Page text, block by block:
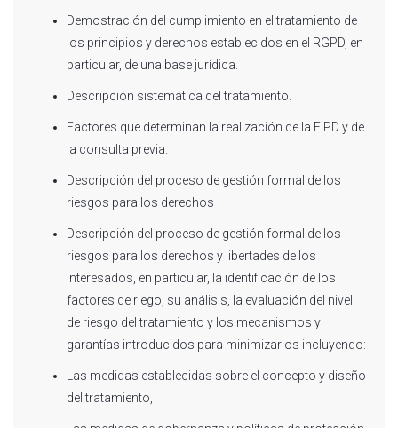
Demostración del cumplimiento en el tratamiento de
los principios y derechos establecidos en el RGPD, en
particular, de una base jurídica.
Descripción sistemática del tratamiento.
Factores que determinan la realización de la EIPD y de
la consulta previa.
Descripción del proceso de gestión formal de los
riesgos para los derechos
Descripción del proceso de gestión formal de los
riesgos para los derechos y libertades de los
interesados, en particular, la identificación de los
factores de riego, su análisis, la evaluación del nivel
de riesgo del tratamiento y los mecanismos y
garantías introducidos para minimizarlos incluyendo:
Las medidas establecidas sobre el concepto y diseño
del tratamiento,